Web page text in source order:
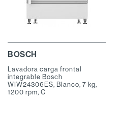
BOSCH
Lavadora carga frontal
integrable Bosch
WIW24306ES, Blanco, 7 kg,
1200 rpm, C